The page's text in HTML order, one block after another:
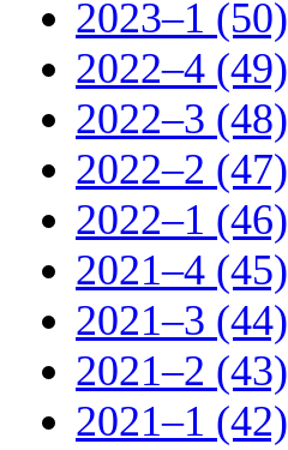
2023–1 (50)
2022–4 (49)
2022–3 (48)
2022–2 (47)
2022–1 (46)
2021–4 (45)
2021–3 (44)
2021–2 (43)
2021–1 (42)